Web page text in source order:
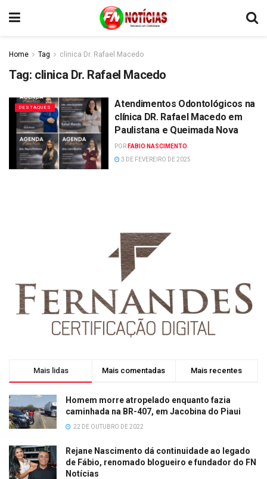
Home Tag clinica Dr. Rafael Macedo
Tag: clinica Dr. Rafael Macedo
DESTAQUES
Atendimentos Odontológicos na
clínica DR. Rafael Macedo em
Paulistana e Queimada Nova
POR FABIO NASCIMENTO
3 DE FEVEREIRO DE 2025
Mais lidas Mais comentadas Mais recentes
Homem morre atropelado enquanto fazia
caminhada na BR-407, em Jacobina do Piaui
22 DE OUTUBRO DE 2022
Rejane Nascimento dá continuidade ao legado
de Fábio, renomado blogueiro e fundador do FN
Notícias